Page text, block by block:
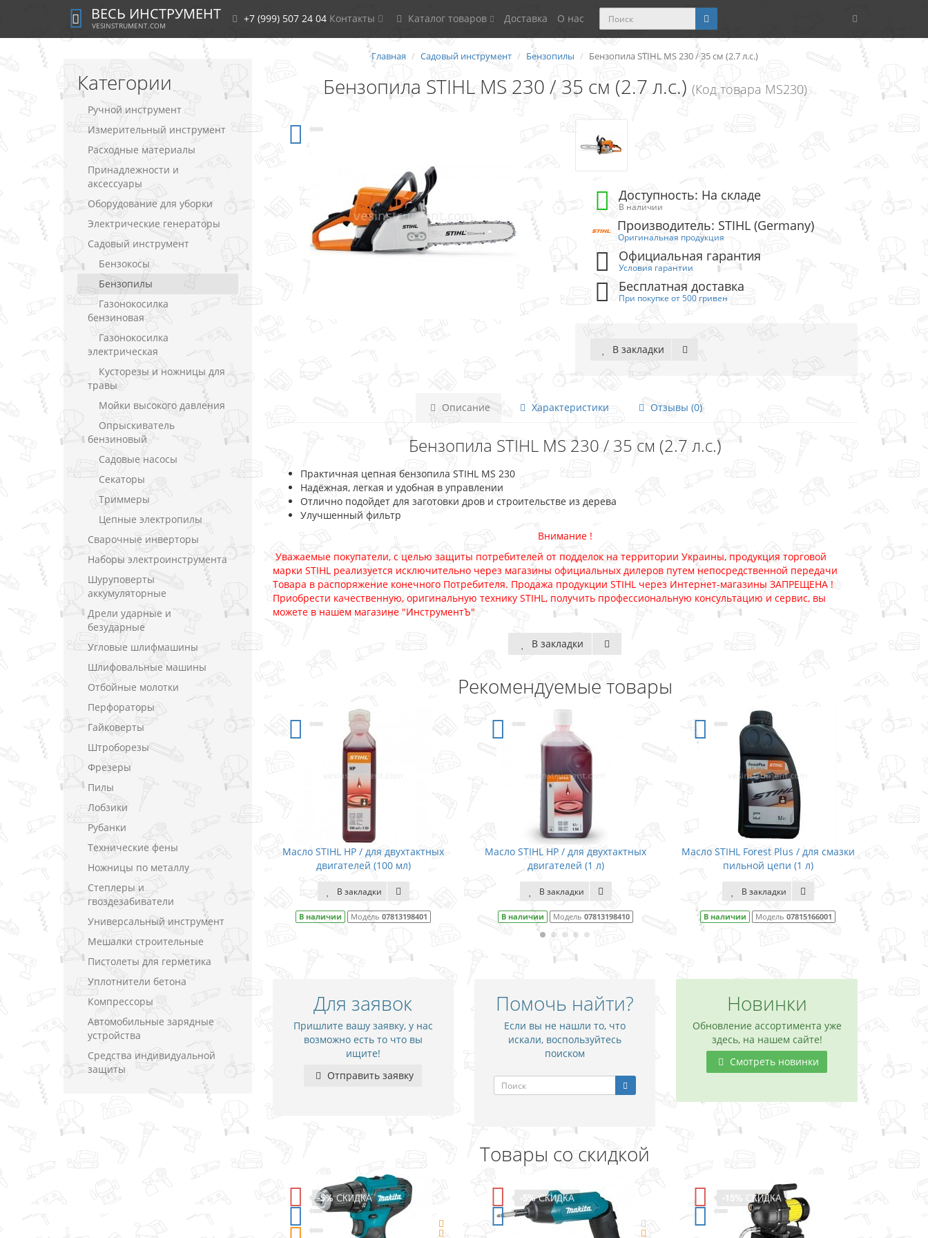
ВЕСЬ ИНСТРУМЕНТ
VESINSTRUMENT.COM
+7 (999) 507 24 04 Контакты Каталог товаров Доставка О нас
Категории
Ручной инструмент
Измерительный инструмент
Расходные материалы
Принадлежности и
аксессуары
Оборудование для уборки
Электрические генераторы
Садовый инструмент
Бензокосы
Бензопилы
Газонокосилка
бензиновая
Газонокосилка
электрическая
Кусторезы и ножницы для
травы
Мойки высокого давления
Опрыскиватель
бензиновый
Садовые насосы
Секаторы
Триммеры
Цепные электропилы
Сварочные инверторы
Наборы электроинструмента
Шуруповерты
аккумуляторные
Дрели ударные и
безударные
Угловые шлифмашины
Шлифовальные машины
Отбойные молотки
Перфораторы
Гайковерты
Штроборезы
Фрезеры
Пилы
Лобзики
Рубанки
Технические фены
Ножницы по металлу
Степлеры и
гвоздезабиватели
Универсальный инструмент
Мешалки строительные
Пистолеты для герметика
Уплотнители бетона
Компрессоры
Автомобильные зарядные
устройства
Средства индивидуальной
защиты
Главная Садовый инструмент Бензопилы Бензопила STIHL MS 230 / 35 см (2.7 л.с.)
Бензопила STIHL MS 230 / 35 см (2.7 л.с.) (Код товара MS230)
Доступность: На складе
В наличии
Производитель: STIHL (Germany)
Оригинальная продукция
Официальная гарантия
Условия гарантии
Бесплатная доставка
При покупке от 500 гривен
В закладки
Описание Характеристики Отзывы (0)
Бензопила STIHL MS 230 / 35 см (2.7 л.с.)
Практичная цепная бензопила STIHL MS 230
Надёжная, легкая и удобная в управлении
Отлично подойдет для заготовки дров и строительстве из дерева
Улучшенный фильтр
Внимание !
Уважаемые покупатели, с целью защиты потребителей от подделок на территории Украины, продукция торговой
марки STIHL реализуется исключительно через магазины официальных дилеров путем непосредственной передачи
Товара в распоряжение конечного Потребителя. Продажа продукции STIHL через Интернет-магазины ЗАПРЕЩЕНА !
Приобрести качественную, оригинальную технику STIHL, получить профессиональную консультацию и сервис, вы
можете в нашем магазине "ИнструментЪ"
В закладки
Рекомендуемые товары
Цепь пильная Stihl 63PS3 / 3/8″ 1.3
мм (50 зв.)
В закладки
В наличии Модель 63PS3
Масло STIHL HP / для двухтактных
двигателей (100 мл)
В закладки
В наличии Модель 07813198401
Масло STIHL HP / для двухтактных
двигателей (1 л)
В закладки
В наличии Модель 07813198410
Масло STIHL Forest Plus / для смазки
пильной цепи (1 л)
В закладки
В наличии Модель 07815166001
Для заявок
Пришлите вашу заявку, у нас
возможно есть то что вы
ищите!
Отправить заявку
Помочь найти?
Если вы не нашли то, что
искали, воспользуйтесь
поиском
Новинки
Обновление ассортимента уже
здесь, на нашем сайте!
Смотреть новинки
Товары со скидкой
-5% СКИДКА -5%СКИДКА -5%СКИДКА СКИДКА